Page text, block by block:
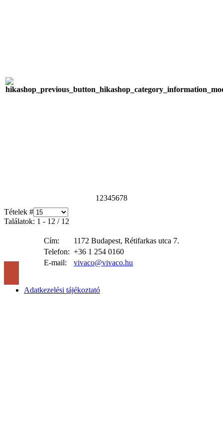
1 2345678
Tételek #
Találatok: 1 - 12 / 12
Cím:
1172 Budapest, Rétifarkas utca 7.
Telefon: +36 1 254 0160
E-mail:
vivaco@vivaco.hu
Adatkezelési tájékoztató